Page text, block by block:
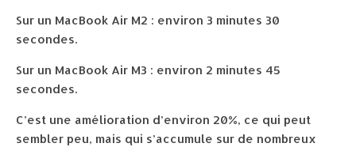
Sur un MacBook Air M2 : environ 3 minutes 30
secondes.
Sur un MacBook Air M3 : environ 2 minutes 45
secondes.
C’est une amélioration d’environ 20%, ce qui peut
sembler peu, mais qui s’accumule sur de nombreux